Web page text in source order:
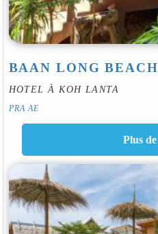
BAAN LONG BEACH
HOTEL À KOH LANTA
PRA AE